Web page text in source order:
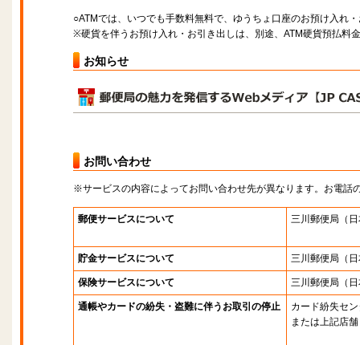
○ATMでは、いつでも手数料無料で、ゆうちょ口座のお預け入れ
※硬貨を伴うお預け入れ・お引き出しは、別途、ATM硬貨預払料
お知らせ
お問い合わせ
※サービスの内容によってお問い合わせ先が異なります。お電話
郵便サービスについて 三川郵便局 （
貯金サービスについて 三川郵便局 （
保険サービスについて 三川郵便局 （
通帳やカードの紛失・盗難に伴うお取引の停止
カード紛失セ
または上記店舗